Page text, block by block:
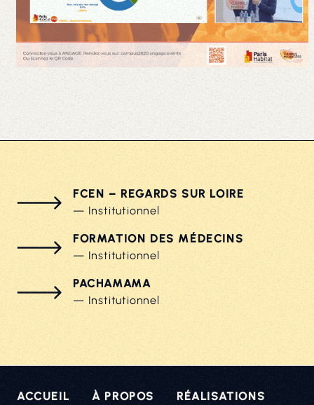
FCEN – REGARDS SUR LOIRE
— Institutionnel
FORMATION DES MÉDECINS
— Institutionnel
PACHAMAMA
— Institutionnel
ACCUEIL À PROPOS RÉALISATIONS